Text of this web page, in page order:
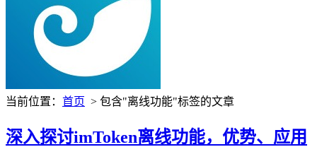
当前位置： 首页 > 包含"离线功能"标签的文章
深入探讨imToken离线功能，优势、应用